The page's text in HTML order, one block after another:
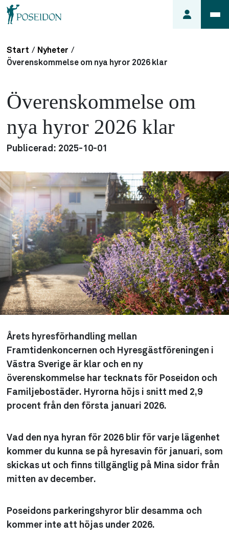
Anmäl ett
Frågor
min
söker du
lägenhet
Start / Nyheter /
Överenskommelse om nya hyror 2026 klar
Överenskommelse om
nya hyror 2026 klar
Publicerad: 2025-10-01
Årets hyresförhandling mellan
Framtidenkoncernen och Hyresgästföreningen i
Västra Sverige är klar och en ny
överenskommelse har tecknats för Poseidon och
Familjebostäder. Hyrorna höjs i snitt med 2,9
procent från den första januari 2026.
Vad den nya hyran för 2026 blir för varje lägenhet
kommer du kunna se på hyresavin för januari, som
skickas ut och finns tillgänglig på Mina sidor från
mitten av december.
Poseidons parkeringshyror blir desamma och
kommer inte att höjas under 2026.